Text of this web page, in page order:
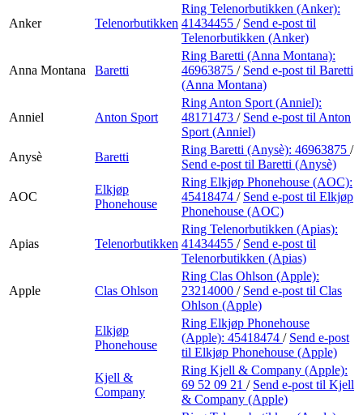
Anker Telenorbutikken
Ring Telenorbutikken (Anker):
41434455 / Send e-post til
Telenorbutikken (Anker)
Anna Montana Baretti
Ring Baretti (Anna Montana):
46963875 / Send e-post til Baretti
(Anna Montana)
Anniel Anton Sport
Ring Anton Sport (Anniel):
48171473 / Send e-post til Anton
Sport (Anniel)
Anysè
Baretti
Ring Baretti (Anysè): 46963875 /
Send e-post til Baretti (Anysè)
AOC
Elkjøp
Phonehouse
Ring Elkjøp Phonehouse (AOC):
45418474 / Send e-post til Elkjøp
Phonehouse (AOC)
Apias Telenorbutikken
Ring Telenorbutikken (Apias):
41434455 / Send e-post til
Telenorbutikken (Apias)
Apple Clas Ohlson
Ring Clas Ohlson (Apple):
23214000 / Send e-post til Clas
Ohlson (Apple)
Elkjøp
Phonehouse
Ring Elkjøp Phonehouse
(Apple): 45418474 / Send e-post
til Elkjøp Phonehouse (Apple)
Kjell &
Company
Ring Kjell & Company (Apple):
69 52 09 21 / Send e-post til Kjell
& Company (Apple)